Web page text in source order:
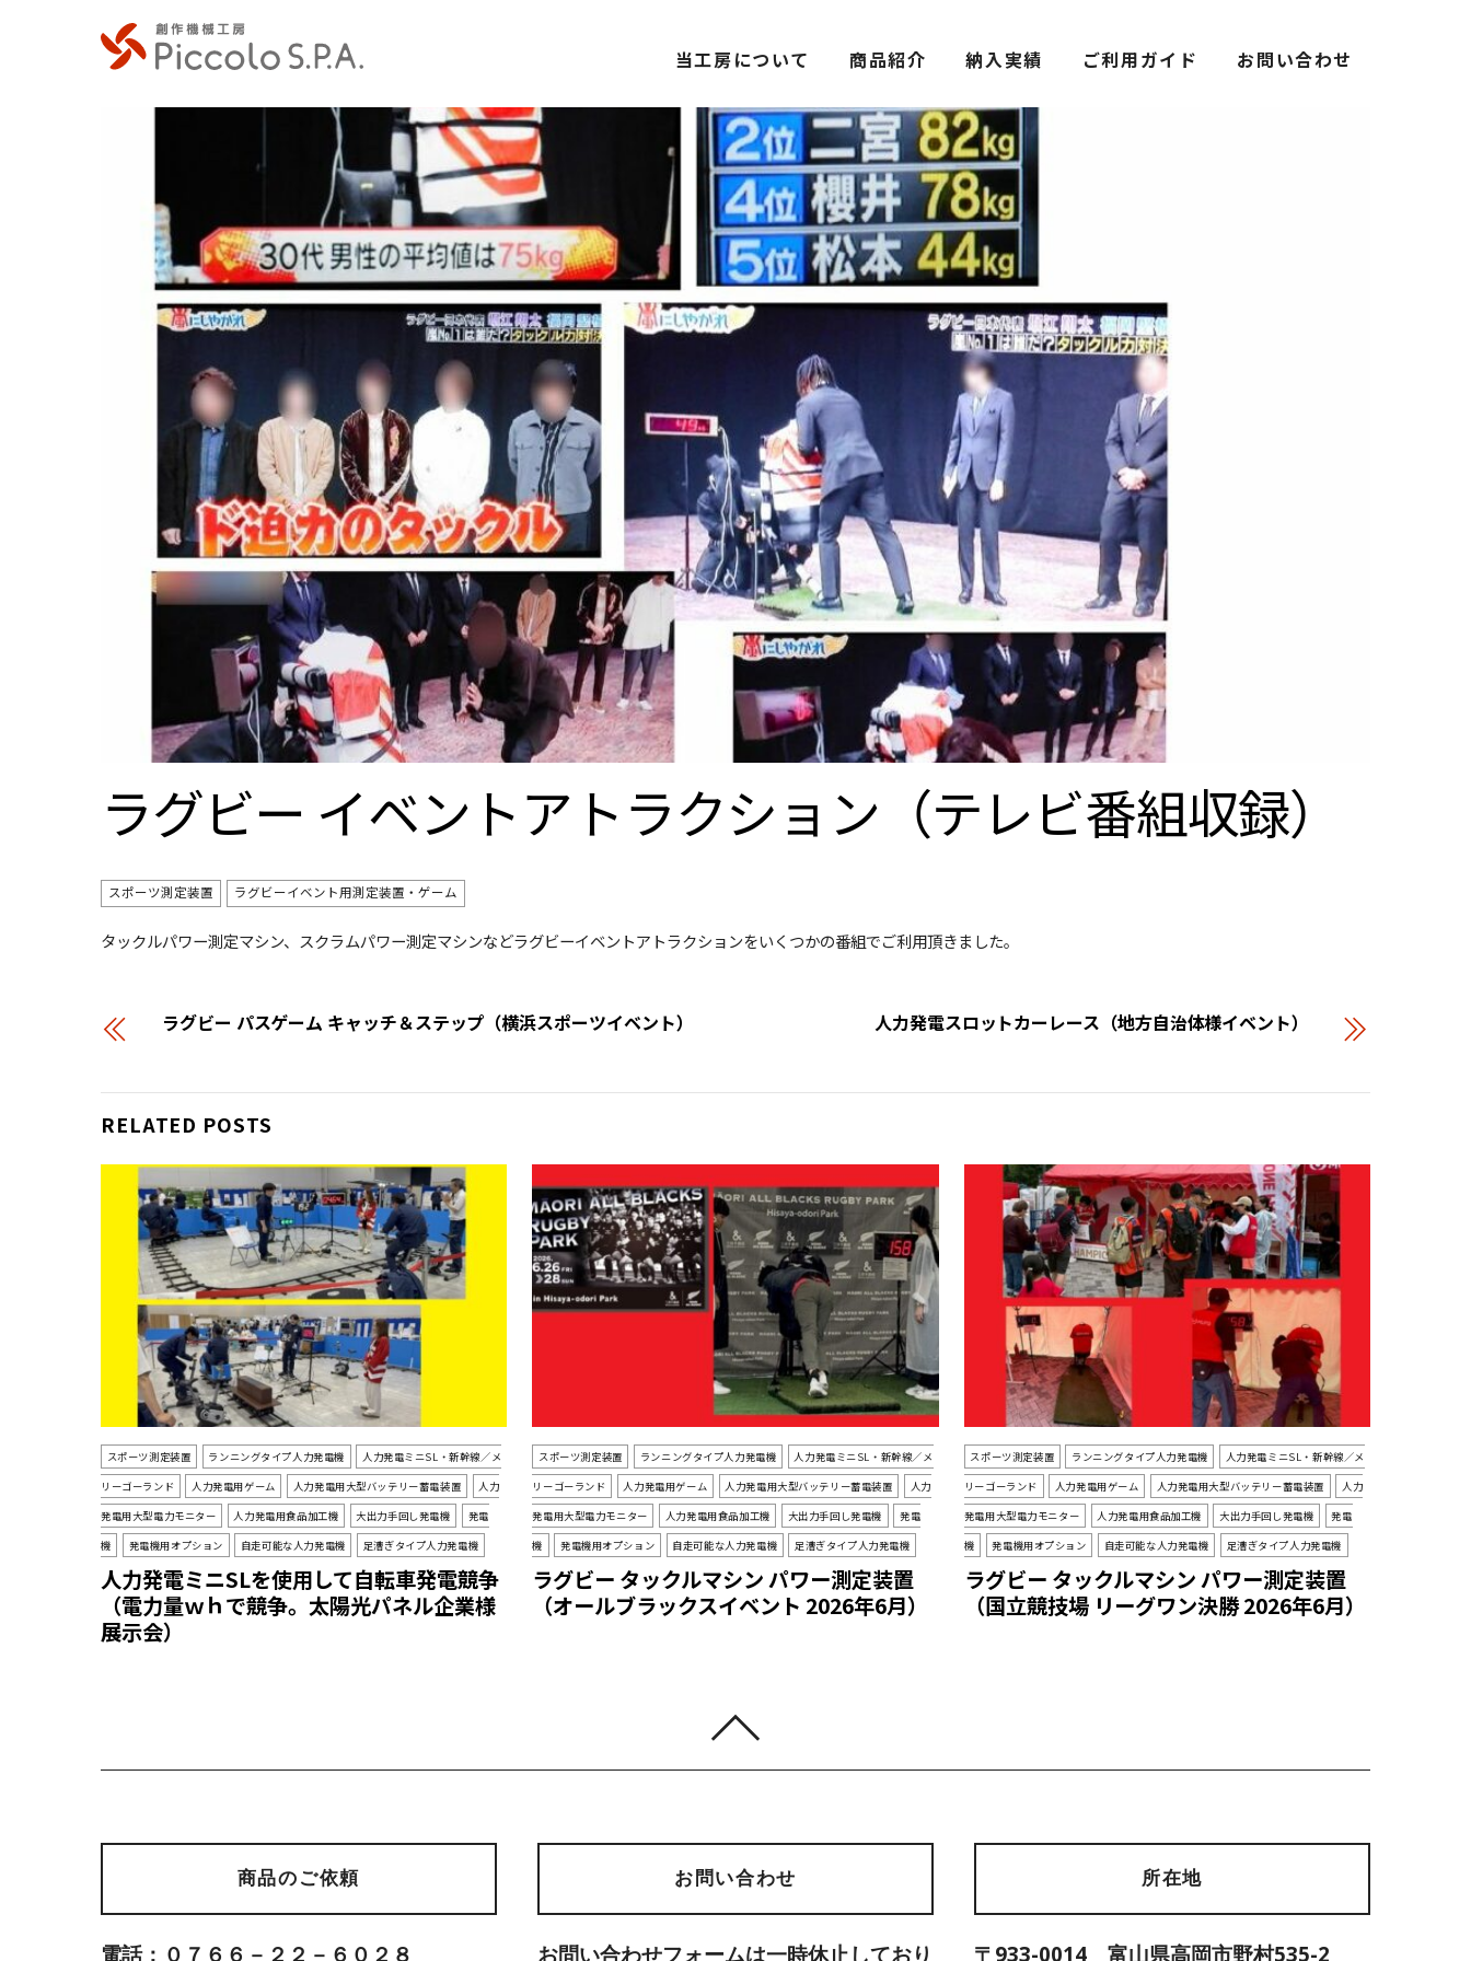
当工房について 商品紹介 納入実績 ご利用ガイド お問い合わせ
ラグビー イベントアトラクション（テレビ番組収録）
スポーツ測定装置 ラグビーイベント用測定装置・ゲーム
タックルパワー測定マシン、スクラムパワー測定マシンなどラグビーイベントアトラクションをいくつかの番組でご利用頂きました。
ラグビー パスゲーム キャッチ＆ステップ（横浜スポーツイベント） 人力発電スロットカーレース（地方自治体様イベント）
RELATED POSTS
スポーツ測定装置 ランニングタイプ人力発電機
人力発電ミニSL・新幹線／メ
リーゴーランド
人力発電用ゲーム 人力発電用大型バッテリー蓄電装置
人力
発電用大型電力モニター
人力発電用食品加工機 大出力手回し発電機
発電
機
発電機用オプション 自走可能な人力発電機 足漕ぎタイプ人力発電機
人力発電ミニSLを使用して自転車発電競争
（電力量ｗｈで競争。太陽光パネル企業様
展示会）
スポーツ測定装置 ランニングタイプ人力発電機
人力発電ミニSL・新幹線／メ
リーゴーランド
人力発電用ゲーム 人力発電用大型バッテリー蓄電装置
人力
発電用大型電力モニター
人力発電用食品加工機 大出力手回し発電機
発電
機
発電機用オプション 自走可能な人力発電機 足漕ぎタイプ人力発電機
ラグビー タックルマシン パワー測定装置
（オールブラックスイベント 2026年6月）
スポーツ測定装置 ランニングタイプ人力発電機
人力発電ミニSL・新幹線／メ
リーゴーランド
人力発電用ゲーム 人力発電用大型バッテリー蓄電装置
人力
発電用大型電力モニター
人力発電用食品加工機 大出力手回し発電機
発電
機
発電機用オプション 自走可能な人力発電機 足漕ぎタイプ人力発電機
ラグビー タックルマシン パワー測定装置
（国立競技場 リーグワン決勝 2026年6月）
商品のご依頼
電話：０７６６－２２－６０２８
お問い合わせ
お問い合わせフォームは一時休止しており
所在地
〒933-0014 富山県高岡市野村535-2